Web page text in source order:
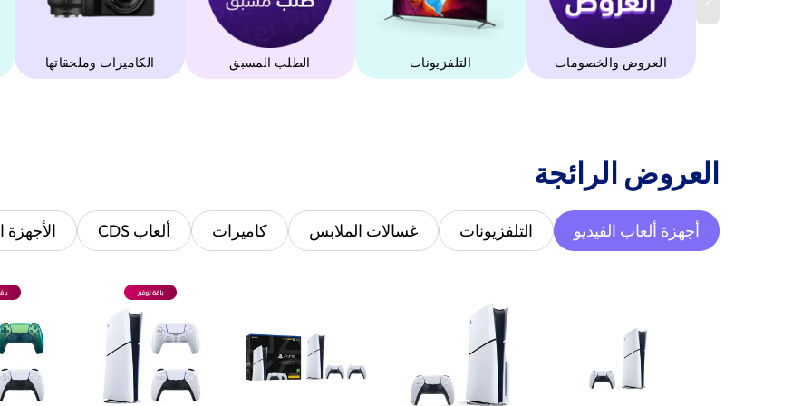
العروض والخصومات التلفزيونات الطلب المسبق ‫الكاميرات وملحقاتها‬
‫العروض الرائجة‬
أجهزة ألعاب الفيديو التلفزيونات غسالات الملابس كاميرات ألعاب CDS الأجهزة